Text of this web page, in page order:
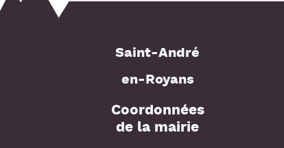
Saint-André
en-Royans
Coordonnées
de la mairie